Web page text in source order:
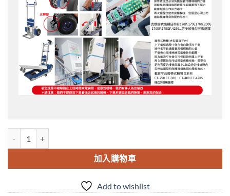
加入購物車
Add to wishlist